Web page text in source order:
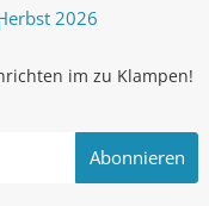
2026
im zu Klampen!